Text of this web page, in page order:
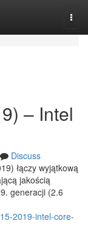
– Intel
Discuss
łączy wyjątkową
jakością
generacji (2.6
2019-intel-core-